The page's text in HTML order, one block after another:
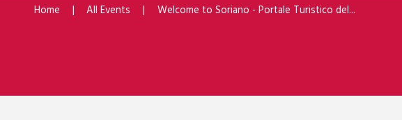
Home All Events Welcome to Soriano - Portale Turistico del...